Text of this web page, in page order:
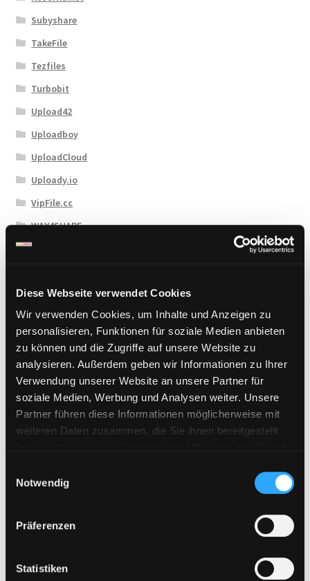
Diese Webseite verwendet Cookies
Wir verwenden Cookies, um Inhalte und Anzeigen zu
personalisieren, Funktionen für soziale Medien anbieten
zu können und die Zugriffe auf unsere Website zu
analysieren. Außerdem geben wir Informationen zu Ihrer
Verwendung unserer Website an unsere Partner für
soziale Medien, Werbung und Analysen weiter. Unsere
Partner führen diese Informationen möglicherweise mit
weiteren Daten zusammen, die Sie ihnen bereitgestellt
Cookies, wenn Sie unsere Webseite weiterhin nutzen.
Notwendig
Präferenzen
Statistiken
Subyshare
TakeFile
Tezfiles
Turbobit
Upload42
Uploadboy
UploadCloud
Uploady.io
VipFile.cc
WAY4SHARE
Xubster
Neueste Beiträge
WAY4SHARE Premium Keys jetzt erhältlich
Bestellungen aus der Schweiz möglich
Neues Zahlungssystem „Pay Per Bank“ ab sofort verfügbar!
Upload42 Keys neu verfügbar
Bitte Filehoster wählen: